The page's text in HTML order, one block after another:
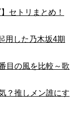
セトリまとめ！
用した乃木坂4期
目の風を比較～歌
？推しメン誰にす